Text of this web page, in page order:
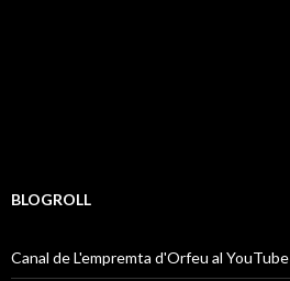
BLOGROLL
Canal de L'empremta d'Orfeu al YouTube